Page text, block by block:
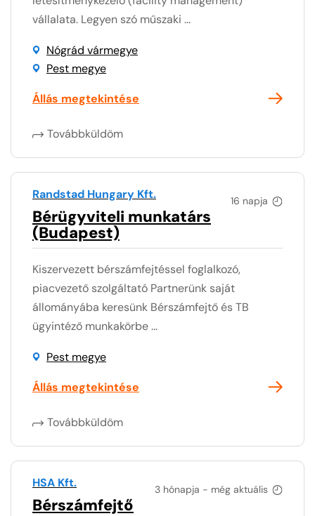
vállalata. Legyen szó műszaki ...
Nógrád vármegye
Pest megye
Állás megtekintése
Továbbküldöm
16 napja
Randstad Hungary Kft.
Bérügyviteli munkatárs
(Budapest)
Kiszervezett bérszámfejtéssel foglalkozó,
piacvezető szolgáltató Partnerünk saját
állományába keresünk Bérszámfejtő és TB
ügyintéző munkakörbe ...
Pest megye
Állás megtekintése
Továbbküldöm
3 hónapja - még aktuális
HSA Kft.
Bérszámfejtő